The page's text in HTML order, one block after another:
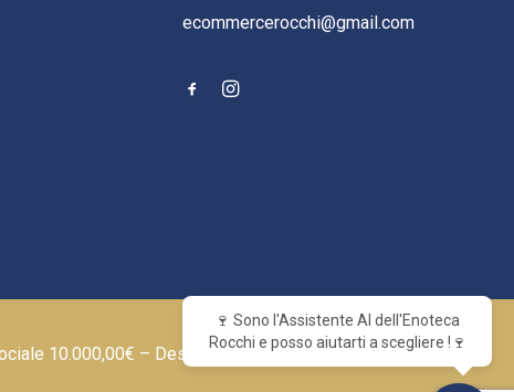
ecommercerocchi@gmail.com
10.000,00€ – Designed by
🍷 Sono l'Assistente AI dell'Enoteca
Rocchi e posso aiutarti a scegliere !🍷